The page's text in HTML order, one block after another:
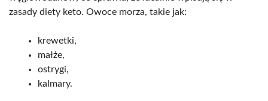
zasady diety keto. Owoce morza, takie jak:
krewetki,
małże,
ostrygi,
kalmary.